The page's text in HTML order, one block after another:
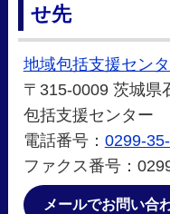
せ先
地域包括支援セン
〒315-0009 茨城県
包括支援センター
電話番号： 0299-
ファクス番号：
メールでお問い合